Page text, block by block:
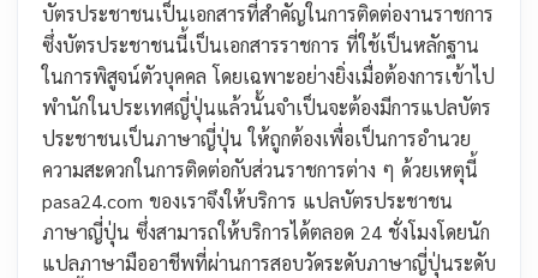
บัตรประชาชนเป็นเอกสารที่สำคัญในการติดต่องานราชการ
ซึ่งบัตรประชาชนนี้เป็นเอกสารราชการ ที่ใช้เป็นหลักฐาน
ในการพิสูจน์ตัวบุคคล โดยเฉพาะอย่างยิ่งเมื่อต้องการเข้าไป
พำนักในประเทศญี่ปุ่นแล้วนั้นจำเป็นจะต้องมีการแปลบัตร
ประชาชนเป็นภาษาญี่ปุ่น ให้ถูกต้องเพื่อเป็นการอำนวย
ความสะดวกในการติดต่อกับส่วนราชการต่าง ๆ ด้วยเหตุนี้
pasa24.com ของเราจึงให้บริการ แปลบัตรประชาชน
ภาษาญี่ปุ่น ซึ่งสามารถให้บริการได้ตลอด 24 ชั่งโมงโดยนัก
แปลภาษามืออาชีพที่ผ่านการสอบวัดระดับภาษาญี่ปุ่นระดับ